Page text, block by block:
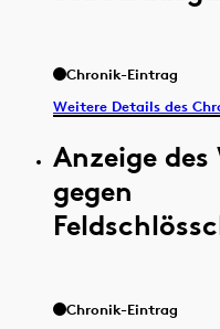
Chronik-Eintrag
Weitere Details des
Anzeige
gegen
Chronik-Eintrag